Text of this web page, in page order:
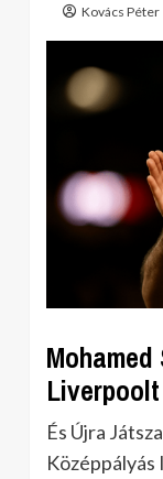
Kovács Péter
Liverpoolt
És Újra
Középpályás